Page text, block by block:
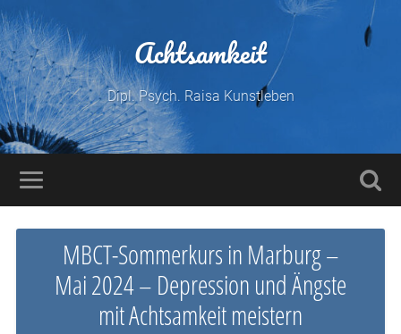
Achtsamkeit
Dipl. Psych. Raisa Kunstleben
MBCT-Sommerkurs in Marburg –
Mai 2024 – Depression und Ängste
mit Achtsamkeit meistern